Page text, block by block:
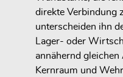
direkte Verbindung
unterscheiden ihn
Lager- oder
annähernd
Kernraum und